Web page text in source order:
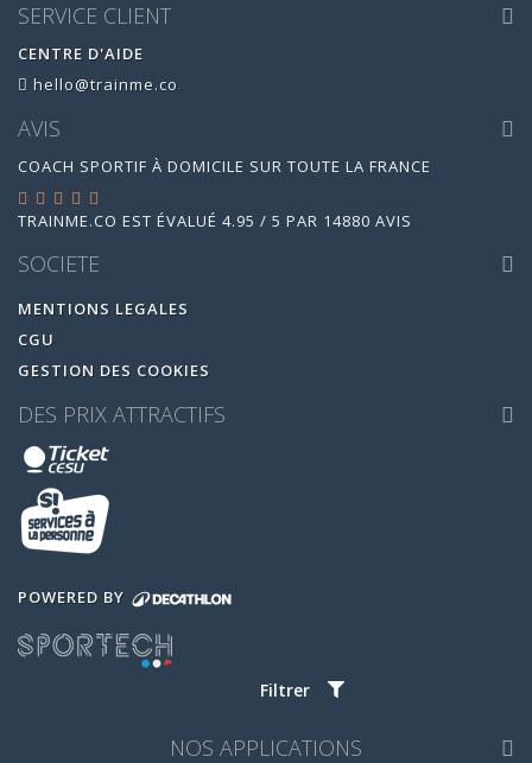
Filtrer
SERVICE CLIENT
CENTRE D'AIDE
hello@trainme.co
AVIS
COACH SPORTIF À DOMICILE SUR TOUTE LA FRANCE
TRAINME.CO EST ÉVALUÉ 4.95 / 5 PAR 14880 AVIS
SOCIETE
MENTIONS LEGALES
CGU
GESTION DES COOKIES
DES PRIX ATTRACTIFS
POWERED BY
NOS APPLICATIONS